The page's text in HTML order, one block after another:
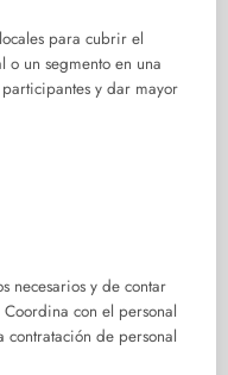
para cubrir el
o un segmento en una
y dar mayor
necesarios y de contar
con el personal
de personal